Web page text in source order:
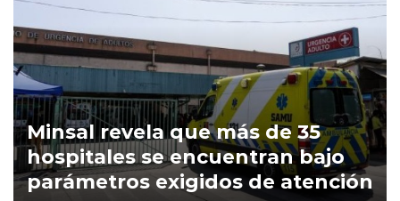
Minsal revela que más de 35
hospitales se encuentran bajo
parámetros exigidos de atención